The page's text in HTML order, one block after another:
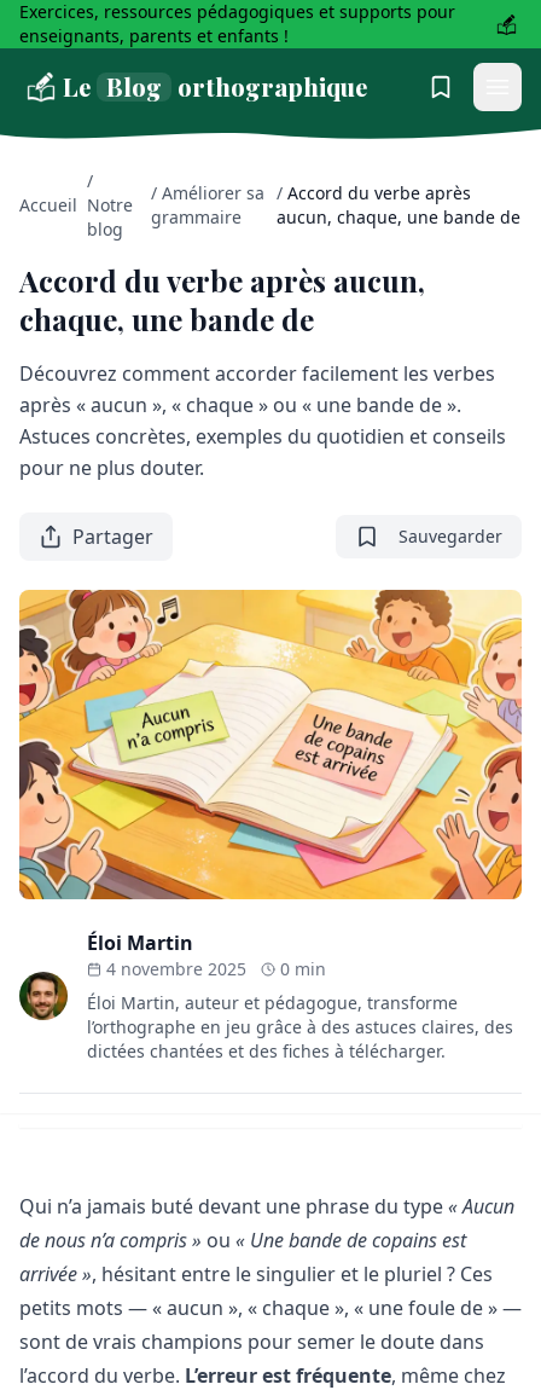
Exercices, ressources pédagogiques et supports pour
enseignants, parents et enfants !
Le Blog orthographique
Accueil
/
Notre
blog
/ Améliorer sa
grammaire
/ Accord du verbe après
aucun, chaque, une bande de
Accord du verbe après aucun,
chaque, une bande de
Découvrez comment accorder facilement les verbes
après « aucun », « chaque » ou « une bande de ».
Astuces concrètes, exemples du quotidien et conseils
pour ne plus douter.
Partager Sauvegarder
Éloi Martin
4 novembre 2025
0 min
Éloi Martin, auteur et pédagogue, transforme
l’orthographe en jeu grâce à des astuces claires, des
dictées chantées et des fiches à télécharger.
Qui n’a jamais buté devant une phrase du type« Aucun
de nous n’a compris » ou « Une bande de copains est
arrivée », hésitant entre le singulier et le pluriel ? Ces
petits mots — « aucun », « chaque », « une foule de » —
sont de vrais champions pour semer le doute dans
l’accord du verbe. L’erreur est fréquente, même chez